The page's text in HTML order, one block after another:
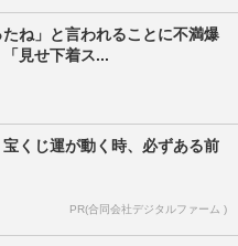
ね」と言われることに不満爆
見せ下着ス...
宝くじ運が動く時、必ずある前
PR(合同会社デジタルファーム )